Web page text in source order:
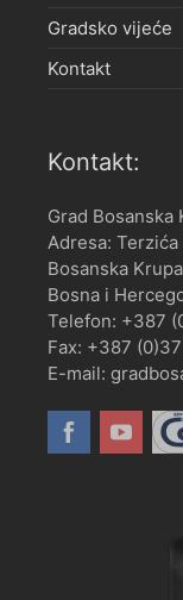
Gradsko vijeće
Kontakt
Kontakt:
Grad Bosanska
Adresa: Terzića
Bosanska
Bosna i
Telefon: +387
Fax: +387
E-mail: